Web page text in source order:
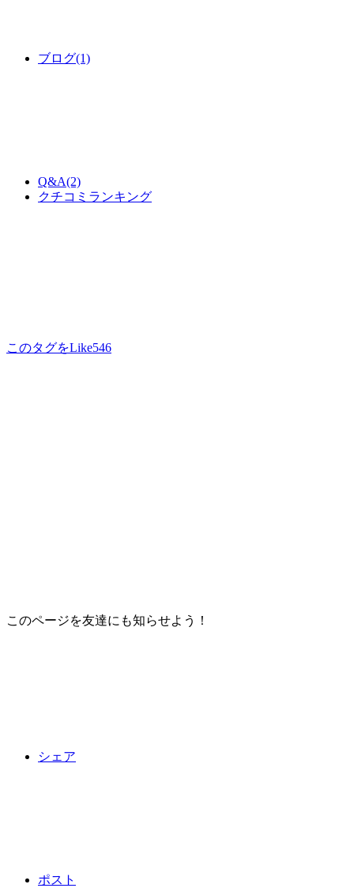
ブログ(1)
Q&A(2)
クチコミランキング
このタグをLike546
このページを友達にも知らせよう！
シェア
ポスト